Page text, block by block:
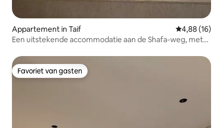
Appartement in Taif Gemiddelde
4,88 (16)
Een uitstekende accommodatie aan de Shafa-weg, met
Favoriet van gasten
Favoriet van gasten